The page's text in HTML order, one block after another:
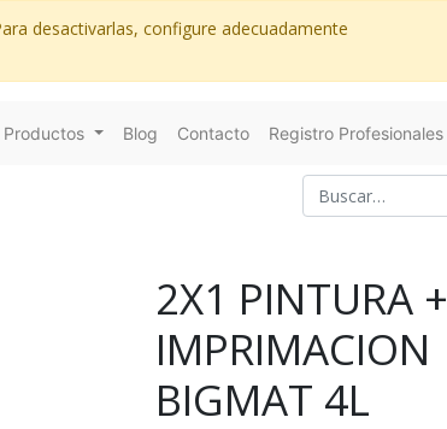
desactivarlas, configure adecuadamente
Productos Blog Contacto Registro Profesionales
2X1 PINTURA +
IMPRIMACION
BIGMAT 4L